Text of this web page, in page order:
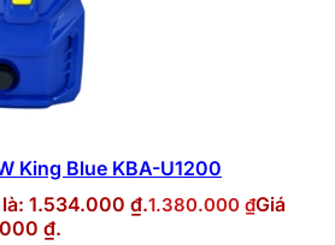
King Blue KBA-U1200
1.534.000 ₫.1.380.000 ₫Giá
₫.